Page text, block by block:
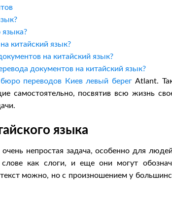
языка?
китайский язык?
на китайский язык?
документов на китайский язык?
бюро переводов Киев левый берегAtlant.
самостоятельно, посвятив всю жизнь
языка
непростая задача, особенно для
как слоги, и еще они могут
можно, но с произношением у